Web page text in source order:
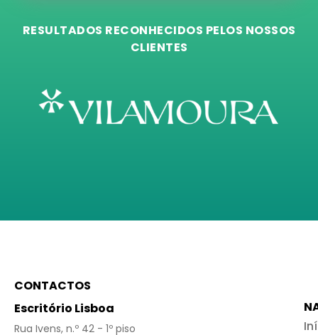
RESULTADOS RECONHECIDOS PELOS NOSSOS
CLIENTES
CONTACTOS
Escritório Lisboa
Rua Ivens, n.º 42 - 1º piso